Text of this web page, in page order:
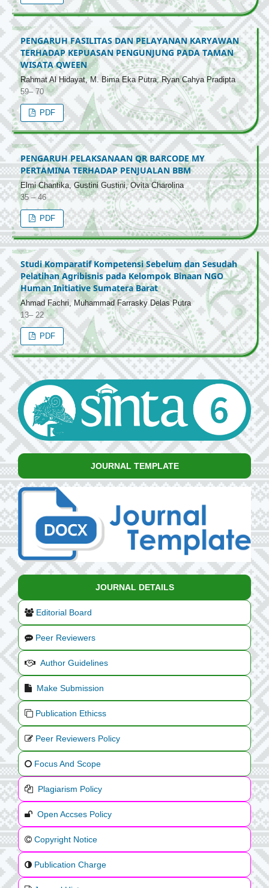
PENGARUH FASILITAS DAN PELAYANAN KARYAWAN
TERHADAP KEPUASAN PENGUNJUNG PADA TAMAN
WISATA QWEEN
Rahmat Al Hidayat, M. Bima Eka Putra, Ryan Cahya Pradipta
59– 70
PDF
PENGARUH PELAKSANAAN QR BARCODE MY
PERTAMINA TERHADAP PENJUALAN BBM
Elmi Chantika, Gustini Gustini, Ovita Charolina
35 – 46
PDF
Studi Komparatif Kompetensi Sebelum dan Sesudah
Pelatihan Agribisnis pada Kelompok Binaan NGO
Human Initiative Sumatera Barat
Ahmad Fachri, Muhammad Farrasky Delas Putra
13– 22
PDF
JOURNAL TEMPLATE
JOURNAL DETAILS
Editorial Board
Peer Reviewers
Author Guidelines
Make Submission
Publication Ethicss
Peer Reviewers Policy
Focus And Scope
Plagiarism Policy
Open Accses Policy
Copyright Notice
Publication Charge